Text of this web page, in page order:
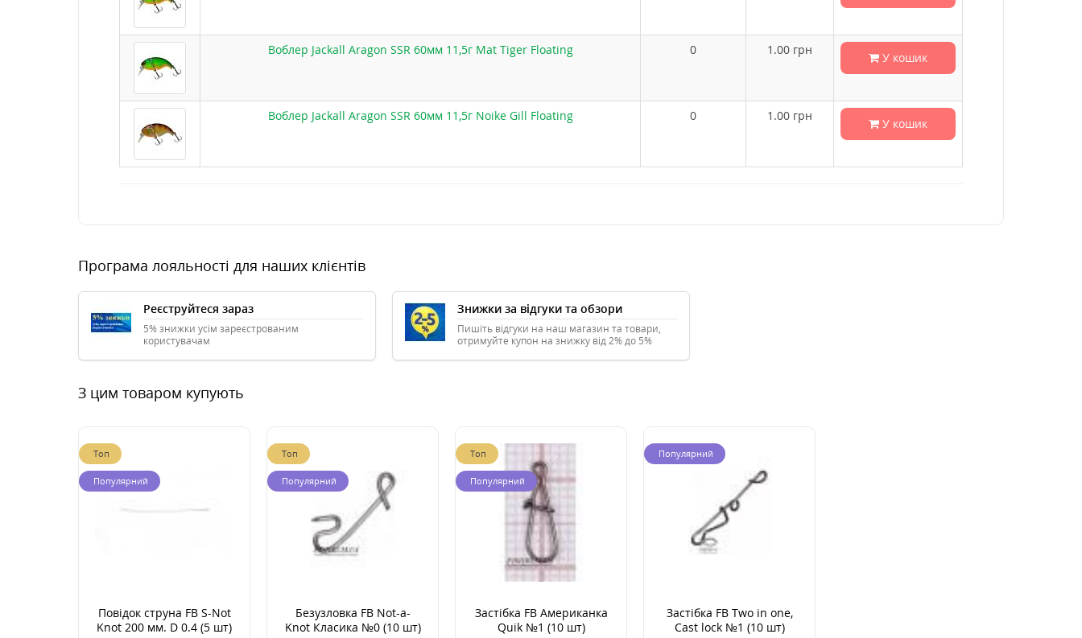
Воблер Jackall Aragon SSR 60мм 11,5г Mat Tiger Floating 0 1.00 грн
У кошик
Воблер Jackall Aragon SSR 60мм 11,5г Noike Gill Floating 0 1.00 грн
У кошик
Програма лояльності для наших клієнтів
Реєструйтеся зараз
5% знижки усім зареєстрованим
користувачам
Знижки за відгуки та обзори
Пишіть відгуки на наш магазин та товари,
отримуйте купон на знижку від 2% до 5%
З цим товаром купують
Топ
Популярний
Повідок струна FB S-Not
Knot 200 мм. D 0.4 (5 шт)
Топ
Популярний
Безузловка FB Not-a-
Knot Класика №0 (10 шт)
Топ
Популярний
Застібка FB Американка
Quik №1 (10 шт)
Популярний
Застібка FB Two in one,
Cast lock №1 (10 шт)